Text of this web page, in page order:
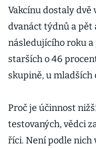
Vakcínu dostaly dvě
dvanáct týdnů a pět
následujícího roku
starších o 46
skupině, u mladších
Proč je účinnost
testovaných, vědci
říci. Není podle nich